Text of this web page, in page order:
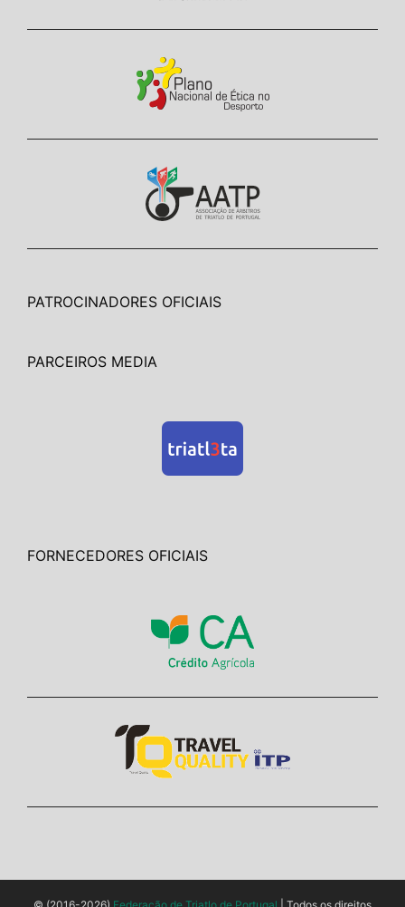
PATROCINADORES OFICIAIS
PARCEIROS MEDIA
FORNECEDORES OFICIAIS